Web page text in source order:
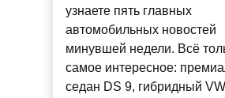
узнаете пять главных
автомобильных новостей
минувшей недели. Всё
самое интересное:
седан DS 9, гибридный VW